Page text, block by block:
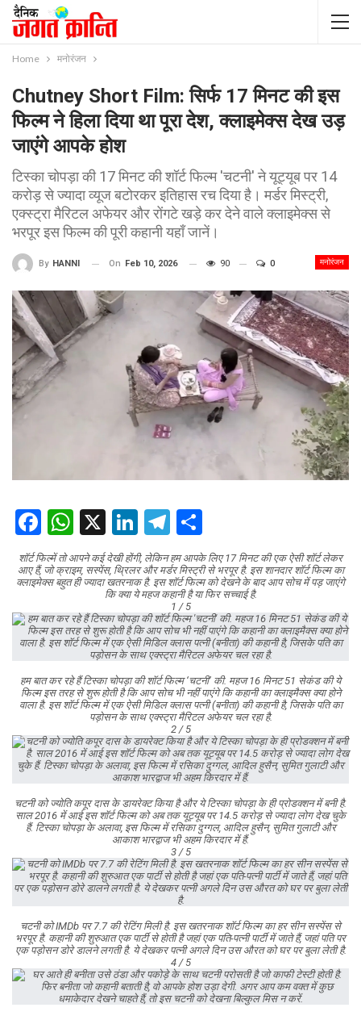
Home मनोरंजन
Chutney Short Film: सिर्फ 17 मिनट की इस
फिल्म ने हिला दिया था पूरा देश, क्लाइमेक्स देख उड़
जाएंगे आपके होश
टिस्का चोपड़ा की 17 मिनट की शॉर्ट फिल्म 'चटनी' ने यूट्यूब पर 14
करोड़ से ज्यादा व्यूज बटोरकर इतिहास रच दिया है। मर्डर मिस्ट्री,
एक्स्ट्रा मैरिटल अफेयर और रोंगटे खड़े कर देने वाले क्लाइमेक्स से
भरपूर इस फिल्म की पूरी कहानी यहाँ जानें।
मनोरंजन
By HANNI On Feb 10, 2026 90 0
Facebook
WhatsApp
X LinkedIn
Telegram
शॉर्ट फिल्में तो आपने कई देखी होंगी, लेकिन हम आपके लिए 17 मिनट की एक ऐसी शॉर्ट लेकर
आए हैं, जो क्राइम, सस्पेंस, थ्रिलर और मर्डर मिस्ट्री से भरपूर है. इस शानदार शॉर्ट फिल्म का
क्लाइमेक्स बहुत ही ज्यादा खतरनाक है. इस शॉर्ट फिल्म को देखने के बाद आप सोच में पड़ जाएंगे
कि क्या ये महज कहानी है या फिर सच्चाई है.
1 / 5
हम बात कर रहे हैं टिस्का चोपड़ा की शॉर्ट फिल्म ‘चटनी’ की. महज 16 मिनट 51 सेकंड की ये
फिल्म इस तरह से शुरू होती है कि आप सोच भी नहीं पाएंगे कि कहानी का क्लाइमैक्स क्या होने
वाला है. इस शॉर्ट फिल्म में एक ऐसी मिडिल क्लास पत्नी (बनीता) की कहानी है, जिसके पति का
पड़ोसन के साथ एक्स्ट्रा मैरिटल अफेयर चल रहा है.
2 / 5
चटनी को ज्योति कपूर दास के डायरेक्ट किया है और ये टिस्का चोपड़ा के ही प्रोडक्शन में बनी है.
साल 2016 में आई इस शॉर्ट फिल्म को अब तक यूट्यूब पर 14.5 करोड़ से ज्यादा लोग देख चुके
हैं. टिस्का चोपड़ा के अलावा, इस फिल्म में रसिका दुग्गल, आदिल हुसैन, सुमित गुलाटी और
आकाश भारद्वाज भी अहम किरदार में हैं.
3 / 5
चटनी को IMDb पर 7.7 की रेटिंग मिली है. इस खतरनाक शॉर्ट फिल्म का हर सीन सस्पेंस से
भरपूर है. कहानी की शुरुआत एक पार्टी से होती है जहां एक पति-पत्नी पार्टी में जाते हैं, जहां पति पर
एक पड़ोसन डोरे डालने लगती है. ये देखकर पत्नी अगले दिन उस औरत को घर पर बुला लेती है.
4 / 5